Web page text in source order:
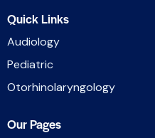
Quick Links
Audiology
Pediatric
Otorhinolaryngology
Our Pages